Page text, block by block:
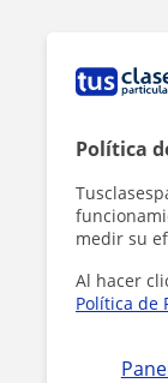
Política
medir su
Al hacer
Política de